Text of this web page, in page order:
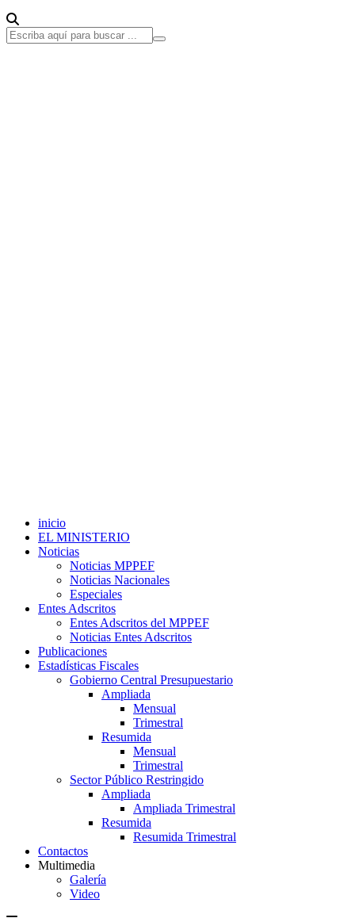
inicio
EL MINISTERIO
Noticias
Noticias MPPEF
Noticias Nacionales
Especiales
Entes Adscritos
Entes Adscritos del MPPEF
Noticias Entes Adscritos
Publicaciones
Estadísticas Fiscales
Gobierno Central Presupuestario
Ampliada
Mensual
Trimestral
Resumida
Mensual
Trimestral
Sector Público Restringido
Ampliada
Ampliada Trimestral
Resumida
Resumida Trimestral
Contactos
Multimedia
Galería
Video